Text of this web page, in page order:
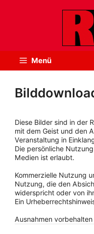
Menü
Diese Bilder sind in der
mit dem Geist und den
Veranstaltung in
Die persönliche
Medien ist erlaubt.
Kommerzielle Nutzung
Nutzung, die den
widerspricht oder von
Ein
Ausnahmen